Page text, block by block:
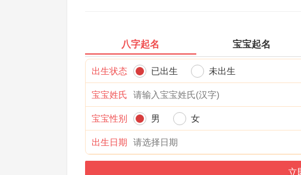
八字起名 宝宝起名
出生状态 已出生 未出生
宝宝姓氏
宝宝性别 男 女
出生日期